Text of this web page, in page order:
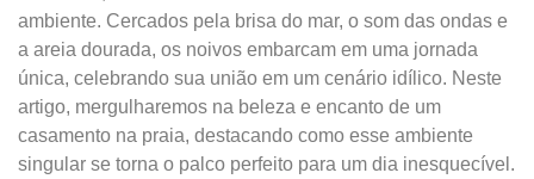
ambiente. Cercados pela brisa do mar, o som das ondas e
a areia dourada, os noivos embarcam em uma jornada
única, celebrando sua união em um cenário idílico. Neste
artigo, mergulharemos na beleza e encanto de um
casamento na praia, destacando como esse ambiente
singular se torna o palco perfeito para um dia inesquecível.